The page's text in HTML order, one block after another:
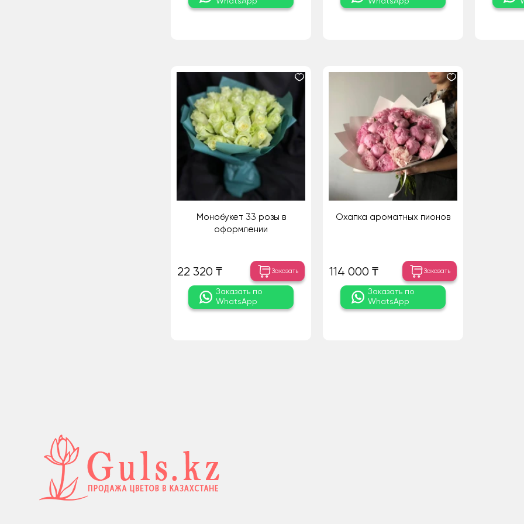
Монобукет 33 розы в
оформлении
22 320 ₸ Заказать
Заказать по
WhatsApp
Охапка ароматных пионов
114 000 ₸ Заказать
Заказать по
WhatsApp